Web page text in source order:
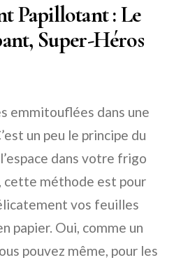
Papillotant : Le
Super-Héros
emmitouflées dans une
un peu le principe du
dans votre frigo
cette méthode est pour
vos feuilles
papier. Oui, comme un
pouvez même, pour les